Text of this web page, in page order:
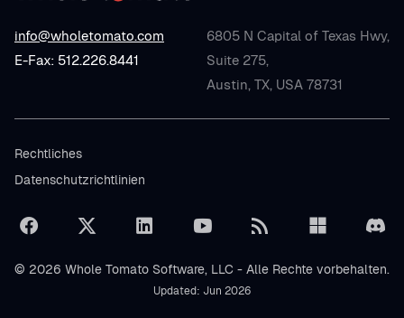
info@wholetomato.com
E-Fax: 512.226.8441
6805 N Capital of Texas Hwy,
Suite 275,
Austin, TX, USA 78731
Rechtliches
Datenschutzrichtlinien
© 2026 Whole Tomato Software, LLC - Alle Rechte vorbehalten.
Updated: Jun 2026